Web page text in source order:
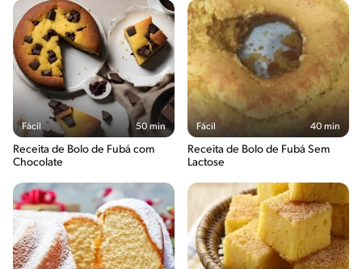
Fácil 50 min
Receita de Bolo de Fubá com
Chocolate
Fácil 40 min
Receita de Bolo de Fubá Sem
Lactose